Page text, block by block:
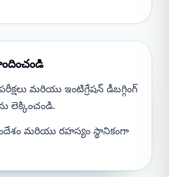
మరియు ఇంటిగ్రేషన్ డీబగ్గింగ్
లెక్కించండి.
మరియు రహస్యం స్థానికంగా